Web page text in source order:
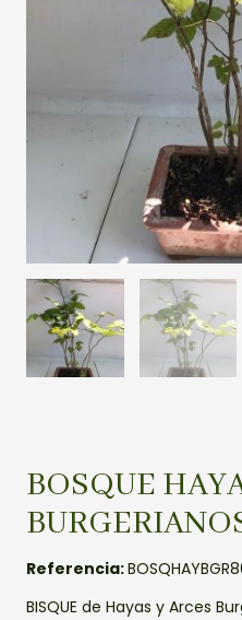
BOSQUE
Referencia:
BISQUE de Hayas y Arces